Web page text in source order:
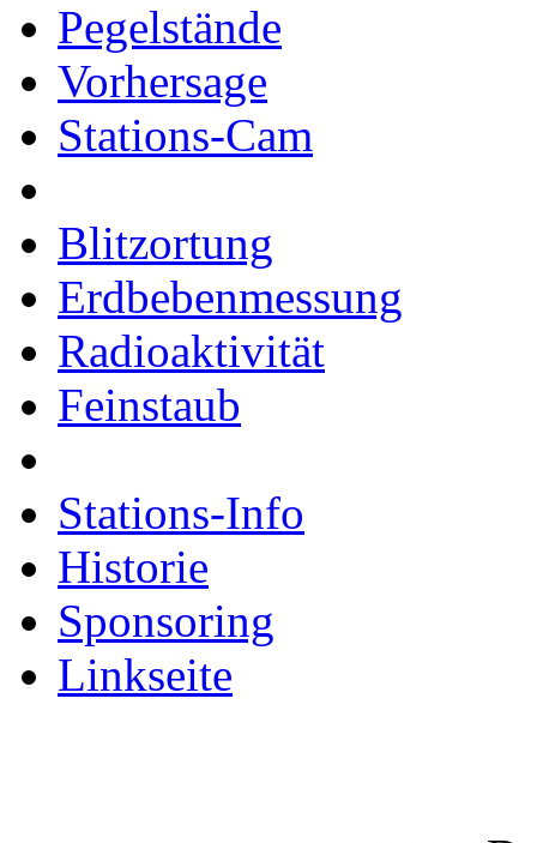
Pegelstände
Vorhersage
Stations-Cam
Blitzortung
Erdbebenmessung
Radioaktivität
Feinstaub
Stations-Info
Historie
Sponsoring
Linkseite